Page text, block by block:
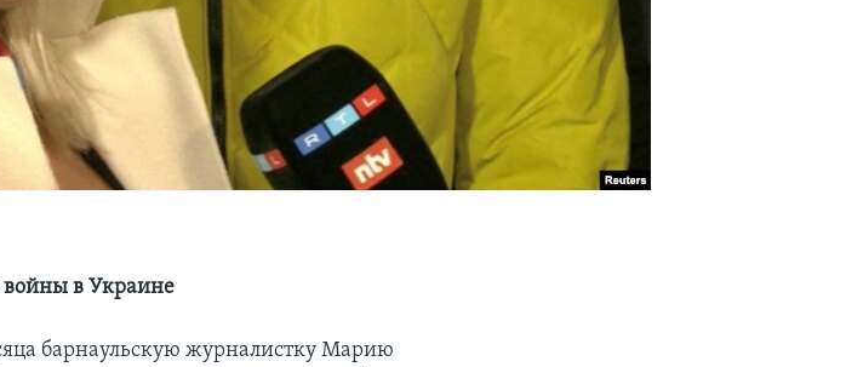
войны в Украине
барнаульскую журналистку Марию